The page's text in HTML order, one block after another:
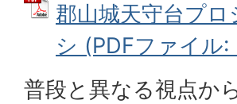
郡山城天守台プ
シ (PDFファイル:
普段と異なる視点か